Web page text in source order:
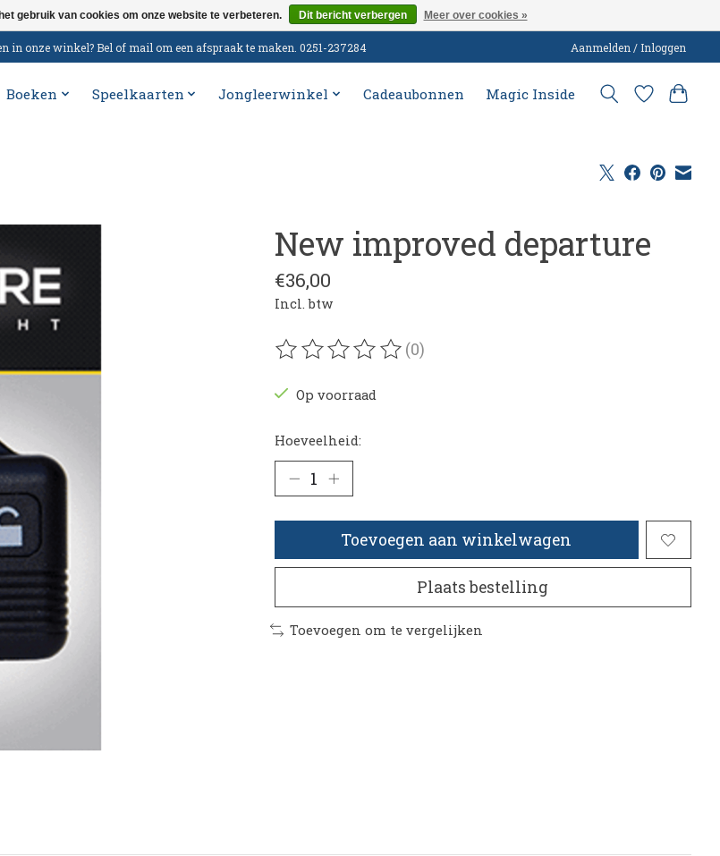
in onze winkel? Bel of mail om een afspraak te maken. 0251-237284 Aanmelden / Inloggen
Boeken Speelkaarten Jongleerwinkel Cadeaubonnen Magic Inside
New improved departure
€36,00
Incl. btw
De beoordeling van dit product is
(0)
Op voorraad
Hoeveelheid:
Toevoegen aan winkelwagen
Plaats bestelling
Toevoegen om te vergelijken
gebruik van cookies om onze website te verbeteren. Dit bericht verbergen Meer over cookies »